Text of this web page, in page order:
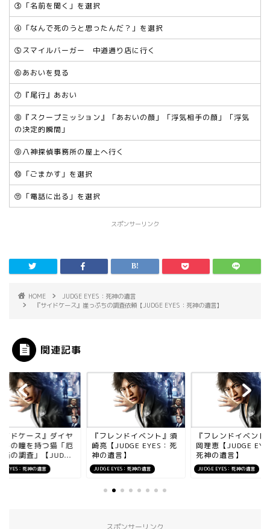
③「名前を聞く」を選択
④「なんで死のうと思ったんだ？」を選択
⑤スマイルバーガー 中道通り店に行く
⑥あおいを見る
⑦『尾行』あおい
⑧『スクープミッション』「あおいの顔」「浮気相手の顔」「浮気
の決定的瞬間」
⑨八神探偵事務所の屋上へ行く
⑩「ごまかす」を選択
⑪「電話に出る」を選択
スポンサーリンク
HOME
JUDGE EYES：死神の遺言
『サイドケース』崖っぷちの調査依頼【JUDGE EYES：死神の遺言】
関連記事
EYES：死神の遺言
イドケース』ダイヤ
ドの瞳を持つ猫「厄
猫の調査」【JUD...
JUDGE EYES：死神の遺言
『フレンドイベント』須
崎亮【JUDGE EYES：死
神の遺言】
JUDGE EYES：死神の遺言
『フレンドイベント
岡理恵【JUDGE
死神の遺言】